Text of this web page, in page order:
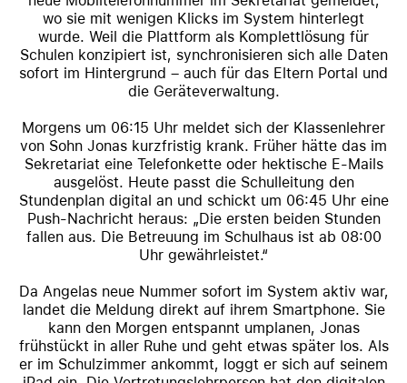
wo sie mit wenigen Klicks im System hinterlegt
wurde. Weil die Plattform als Komplettlösung für
Schulen konzipiert ist, synchronisieren sich alle Daten
sofort im Hintergrund – auch für das Eltern Portal und
die Geräteverwaltung.
Morgens um 06:15 Uhr meldet sich der Klassenlehrer
von Sohn Jonas kurzfristig krank. Früher hätte das im
Sekretariat eine Telefonkette oder hektische E-Mails
ausgelöst. Heute passt die Schulleitung den
Stundenplan digital an und schickt um 06:45 Uhr eine
Push-Nachricht heraus: „Die ersten beiden Stunden
fallen aus. Die Betreuung im Schulhaus ist ab 08:00
Uhr gewährleistet.“
Da Angelas neue Nummer sofort im System aktiv war,
landet die Meldung direkt auf ihrem Smartphone. Sie
kann den Morgen entspannt umplanen, Jonas
frühstückt in aller Ruhe und geht etwas später los. Als
er im Schulzimmer ankommt, loggt er sich auf seinem